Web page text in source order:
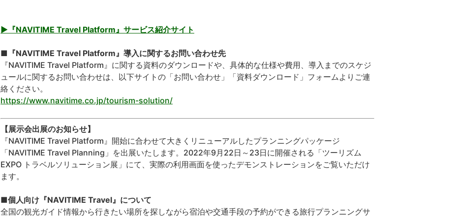
▶『NAVITIME Travel Platform』サービス紹介サイト
■『NAVITIME Travel Platform』導入に関するお問い合わせ先
『NAVITIME Travel Platform』に関する資料のダウンロードや、具体的な仕様や費用、導入までのスケジ
ュールに関するお問い合わせは、以下サイトの「お問い合わせ」「資料ダウンロード」フォームよりご連
絡ください。
https://www.navitime.co.jp/tourism-solution/
【展示会出展のお知らせ】
『NAVITIME Travel Platform』開始に合わせて大きくリニューアルしたプランニングパッケージ
「NAVITIME Travel Planning」を出展いたします。2022年9月22日～23日に開催される「ツーリズム
EXPO トラベルソリューション展」にて、実際の利用画面を使ったデモンストレーションをご覧いただけ
ます。
■個人向け『NAVITIME Travel』について
全国の観光ガイド情報から行きたい場所を探しながら宿泊や交通手段の予約ができる旅行プランニングサ